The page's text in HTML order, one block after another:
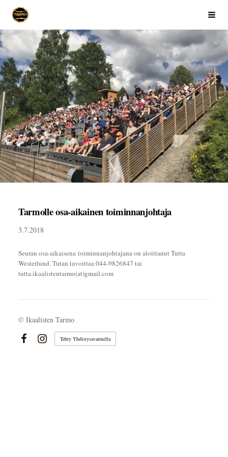
Siirry
sivun
sisältöön
Ikaalisten Tarmo
Tarmolle osa-aikainen toiminnanjohtaja
3.7.2018
Seuran osa-aikaisena toiminnanjohtajana on aloittanut Tutta
Westerlund. Tutan tavoittaa 044-9826847 tai
tutta.ikaalistentarmo(at)gmail.com
© Ikaalisten Tarmo
FacebookInstagram
Tehty Yhdistysavaimella